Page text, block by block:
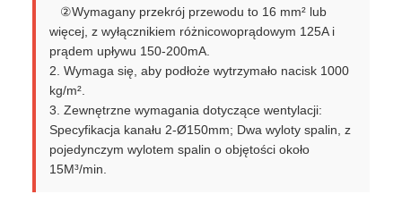
②Wymagany przekrój przewodu to 16 mm² lub
więcej, z wyłącznikiem różnicowoprądowym 125A i
prądem upływu 150-200mA.
2. Wymaga się, aby podłoże wytrzymało nacisk 1000
kg/m².
3. Zewnętrzne wymagania dotyczące wentylacji:
Specyfikacja kanału 2-Ø150mm; Dwa wyloty spalin, z
pojedynczym wylotem spalin o objętości około
15M³/min.